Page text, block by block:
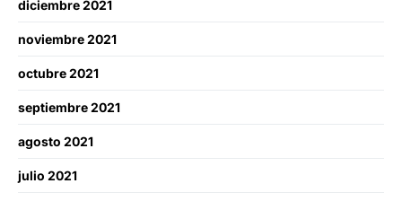
diciembre 2021
noviembre 2021
octubre 2021
septiembre 2021
agosto 2021
julio 2021